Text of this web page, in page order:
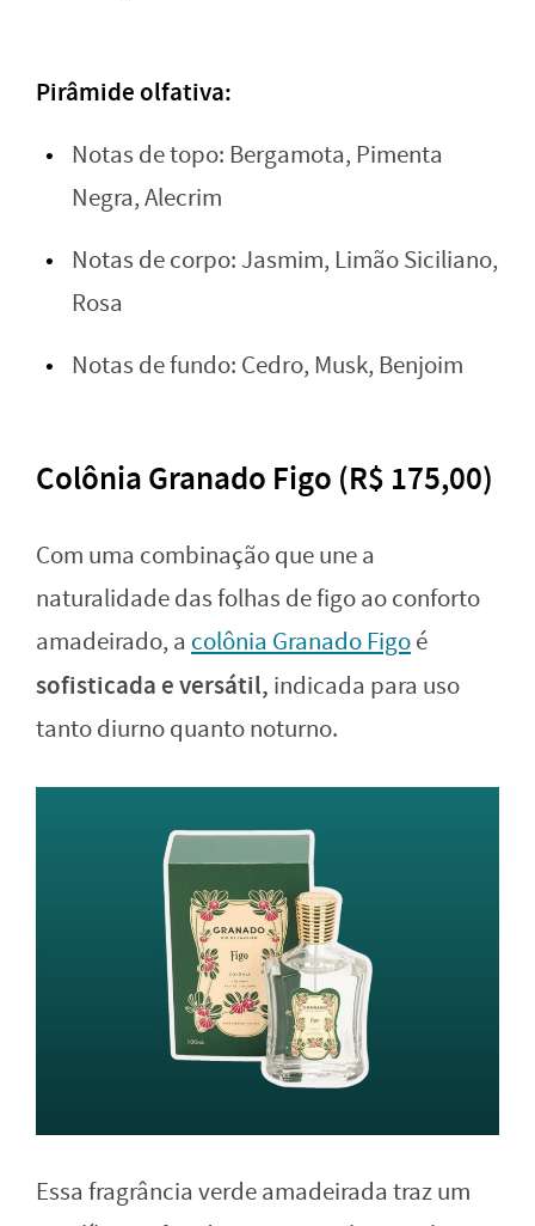
Pirâmide olfativa:
Notas de topo: Bergamota, Pimenta
Negra, Alecrim
Notas de corpo: Jasmim, Limão Siciliano,
Rosa
Notas de fundo: Cedro, Musk, Benjoim
Colônia Granado Figo (R$ 175,00)
Com uma combinação que une a
naturalidade das folhas de figo ao conforto
amadeirado, a colônia Granado Figoé
sofisticada e versátil, indicada para uso
tanto diurno quanto noturno.
Essa fragrância verde amadeirada traz um